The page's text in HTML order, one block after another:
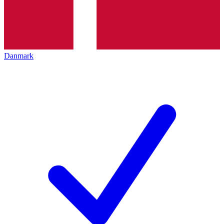
Danmark